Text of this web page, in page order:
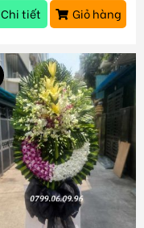
Chi tiết
Giỏ hàng